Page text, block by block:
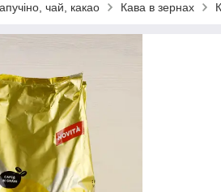
чай, какао Кава в зернах